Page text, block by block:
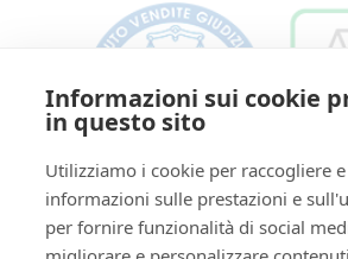
Via Saragat, 19 - Reggio
Tel:0522/513174| Fax:
Informazioni sui cookie
in questo sito
Utilizziamo i cookie per raccogliere
informazioni sulle prestazioni e
per fornire funzionalità di social